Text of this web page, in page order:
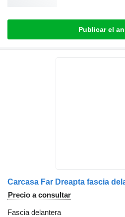
Publicar el
Precio a consultar
Fascia delantera